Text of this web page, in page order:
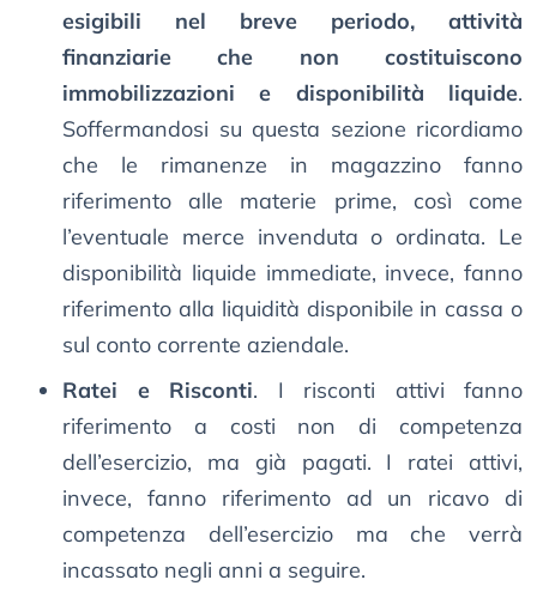
esigibili nel breve periodo, attività
finanziarie che non costituiscono
immobilizzazioni e disponibilità liquide.
Soffermandosi su questa sezione ricordiamo
che le rimanenze in magazzino fanno
riferimento alle materie prime, così come
l’eventuale merce invenduta o ordinata. Le
disponibilità liquide immediate, invece, fanno
riferimento alla liquidità disponibile in cassa o
sul conto corrente aziendale.
Ratei e Risconti. I risconti attivi fanno
riferimento a costi non di competenza
dell’esercizio, ma già pagati. I ratei attivi,
invece, fanno riferimento ad un ricavo di
competenza dell’esercizio ma che verrà
incassato negli anni a seguire.